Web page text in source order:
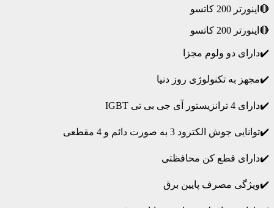
🔴اینورتر 200 کاتسو
🔴اینورتر 200 کاتسو
✔️دارای دو ولوم مجزا
✔️مجهز به تکنولوژی روز دنیا
✔️دارای 4 ترانزیستور آی جی بی تی IGBT
✔️توانایی جوش الکترود 3 به صورت دائم و 4 مقطعی
✔️دارای قطع کن محافظتی
✔️ویژگی مصرف پایین برق